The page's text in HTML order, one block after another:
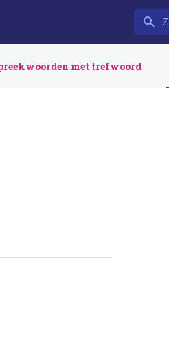
met trefwoord